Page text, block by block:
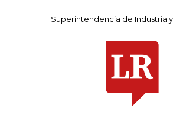
Superintendencia de Industria